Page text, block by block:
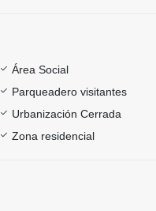
Área Social
Parqueadero visitantes
Urbanización Cerrada
Zona residencial